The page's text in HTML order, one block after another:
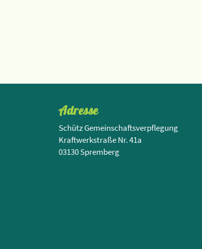
Adresse
Schütz Gemeinschaftsverpflegung
Kraftwerkstraße Nr. 41a
03130 Spremberg